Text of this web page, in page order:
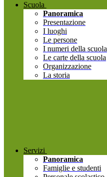
Scuola
Panoramica
Presentazione
I luoghi
Le persone
I numeri della scuola
Le carte della scuola
Organizzazione
La storia
Servizi
Panoramica
Famiglie e studenti